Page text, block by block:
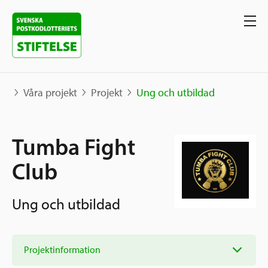
Projekt
Karta
Berättelser
Våra stöd
Sverige och övriga världen
Utlysningar
Ansök
Våra projekt Projekt Ung och utbildad
Tumba Fight
Club
Ung och utbildad
Projektinformation